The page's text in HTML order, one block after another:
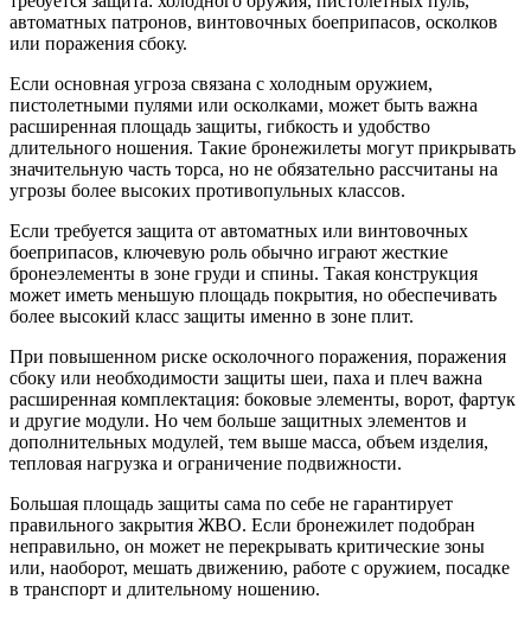
автоматных патронов, винтовочных боеприпасов, осколков
или поражения сбоку.
Если основная угроза связана с холодным оружием,
пистолетными пулями или осколками, может быть важна
расширенная площадь защиты, гибкость и удобство
длительного ношения. Такие бронежилеты могут прикрывать
значительную часть торса, но не обязательно рассчитаны на
угрозы более высоких противопульных классов.
Если требуется защита от автоматных или винтовочных
боеприпасов, ключевую роль обычно играют жесткие
бронеэлементы в зоне груди и спины. Такая конструкция
может иметь меньшую площадь покрытия, но обеспечивать
более высокий класс защиты именно в зоне плит.
При повышенном риске осколочного поражения, поражения
сбоку или необходимости защиты шеи, паха и плеч важна
расширенная комплектация: боковые элементы, ворот, фартук
и другие модули. Но чем больше защитных элементов и
дополнительных модулей, тем выше масса, объем изделия,
тепловая нагрузка и ограничение подвижности.
Большая площадь защиты сама по себе не гарантирует
правильного закрытия ЖВО. Если бронежилет подобран
неправильно, он может не перекрывать критические зоны
или, наоборот, мешать движению, работе с оружием, посадке
в транспорт и длительному ношению.